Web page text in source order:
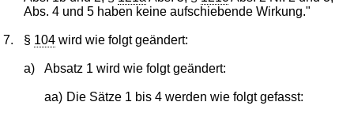
Abs. 4 und 5 haben keine aufschiebende Wirkung."
7. § 104 wird wie folgt geändert:
a) Absatz 1 wird wie folgt geändert:
aa) Die Sätze 1 bis 4 werden wie folgt gefasst: